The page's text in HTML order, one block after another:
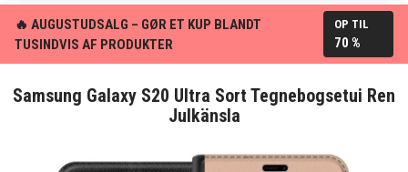
🔥 AUGUSTUDSALG – GØR ET KUP BLANDT
TUSINDVIS AF PRODUKTER
OP TIL
70 %
Samsung Galaxy S20 Ultra Sort Tegnebogsetui Ren
Julkänsla